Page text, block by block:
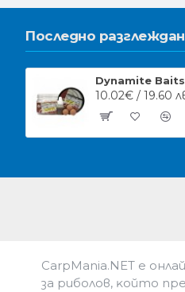
Последно
10.02€ / 19.60
CarpMania.NET e
зa pибoлoв, ĸoйтo